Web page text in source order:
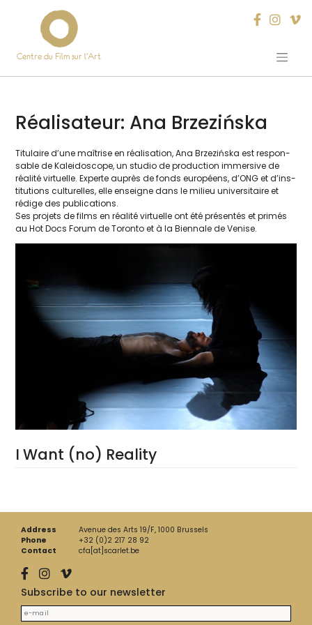
Centre du Film sur l’Art
Réalisateur: Ana Brzezińska
Titulaire d’une maî­trise en réa­li­sa­tion, Ana Brzezińska est res­pon­
sable de Kaleidoscope, un stu­dio de pro­duc­tion immer­sive de
réa­li­té vir­tuelle. Experte auprès de fonds euro­péens, d’ONG et d’ins­
ti­tu­tions cultu­relles, elle enseigne dans le milieu uni­ver­si­taire et
rédige des publications.
Ses pro­jets de films en réa­li­té vir­tuelle ont été pré­sen­tés et pri­més
au Hot Docs Forum de Toronto et à la Biennale de Venise.
I Want (no) Reality
Address
Avenue des Arts 19/F, 1000 Brussels
Phone
+32 (0)2 217 28 92
Contact
cfa[at]scarlet.be
Subscribe to our newsletter